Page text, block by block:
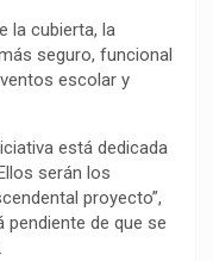
la cubierta, la
seguro, funcional
escolar y
está dedicada
serán los
proyecto”,
de que se